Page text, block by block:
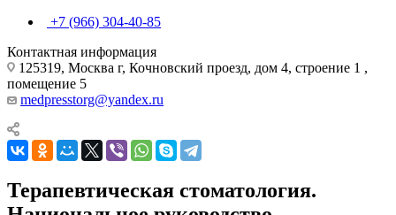
+7 (966) 304-40-85
Контактная информация
125319, Москва г, Кочновский проезд, дом 4, строение 1 ,
помещение 5
medpresstorg@yandex.ru
Терапевтическая стоматология.